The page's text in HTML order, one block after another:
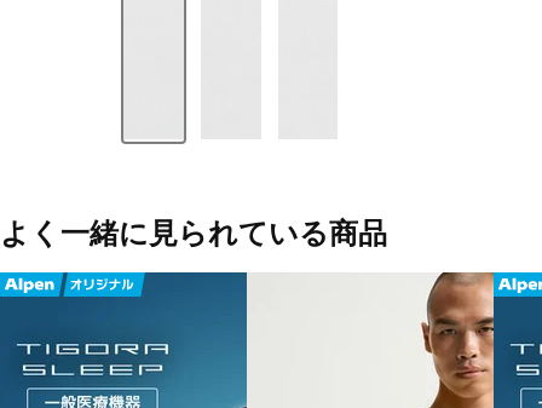
よく一緒に見られている商品